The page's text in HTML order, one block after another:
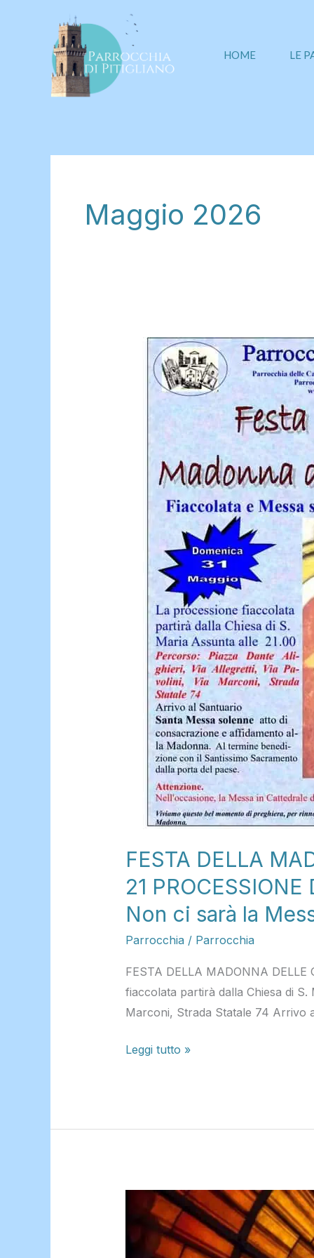
contenuto
HOME LE
Maggio 2026
FESTA DELLA
21
Non ci sarà la
Parrocchia / Parrocchia
FESTA DELLA MADONNA
fiaccolata partirà dalla Chiesa di
Marconi, Strada Statale 74 Arrivo
FESTA
DELLA
MADONNA
Domenica
maggio.
PROCESSIONE
MARIA
ASSUNTA
MESSA
SANTUARIO.
Messa
18.00
Cattedrale.
Leggi tutto »
VEGLIA
PENTECOSTE.